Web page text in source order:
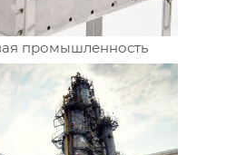
промышленность